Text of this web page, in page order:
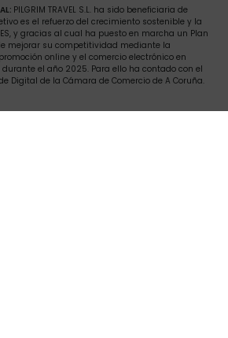
PILGRIM TRAVEL S.L. ha sido beneficiaria de
es el refuerzo del crecimiento sostenible y la
y gracias al cual ha puesto en marcha un Plan
mejorar su competitividad mediante la
online y el comercio electrónico en
el año 2025. Para ello ha contado con el
Digital de la Cámara de Comercio de A Coruña.